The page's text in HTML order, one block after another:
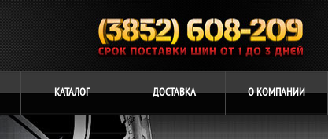
КАТАЛОГ ДОСТАВКА ОКОМПАНИИ